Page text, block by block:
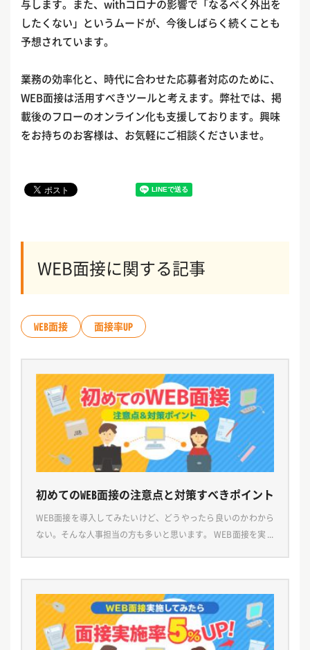
与します。また、withコロナの影響で「なるべく外出を
したくない」というムードが、今後しばらく続くことも
予想されています。
業務の効率化と、時代に合わせた応募者対応のために、
WEB面接は活用すべきツールと考えます。弊社では、掲
載後のフローのオンライン化も支援しております。興味
をお持ちのお客様は、お気軽にご相談くださいませ。
WEB面接に関する記事
WEB面接 面接率UP
初めてのWEB面接の注意点と対策すべきポイント
WEB面接を導入してみたいけど、どうやったら良いのかわから
ない。そんな人事担当の方も多いと思います。 WEB面接を実施